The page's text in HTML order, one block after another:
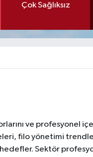
Çok Sağlıksız
ve profesyonel
filo yönetimi
Sektör